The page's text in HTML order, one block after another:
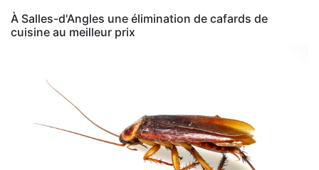
À Salles-d'Angles une élimination de cafards de
cuisine au meilleur prix